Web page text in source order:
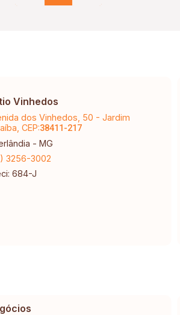
Vinhedos
dos Vinhedos, 50 - Jardim
CEP:38411-217
- MG
3256-3002
684-J